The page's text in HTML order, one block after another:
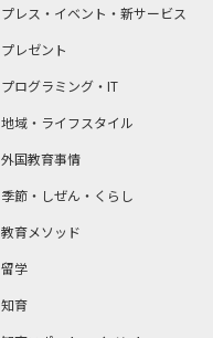
プレス・イベント・新サービス
プレゼント
プログラミング・IT
地域・ライフスタイル
外国教育事情
季節・しぜん・くらし
教育メソッド
留学
知育